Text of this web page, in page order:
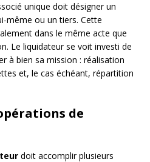
unique doit désigner un
même ou un tiers. Cette
dans le même acte que
Le liquidateur se voit investi de
à bien sa mission : réalisation
et, le cas échéant, répartition
de
doit accomplir plusieurs